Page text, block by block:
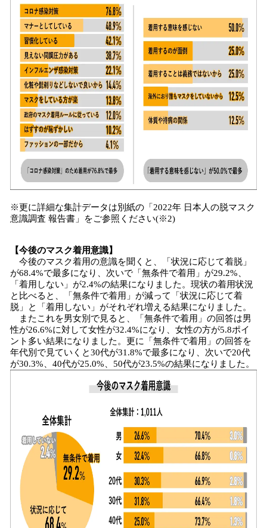
※更に詳細な集計データは別紙の「2022年 日本人の脱マスク
意識調査 報告書」をご参照ください(※2)
【今後のマスク着用意識】
今後のマスク着用の意識を聞くと、「状況に応じて着脱」
が68.4%で最多になり、次いで「無条件で着用」が29.2%、
「着用しない」が2.4%の結果になりました。現状の着用状況
と比べると、「無条件で着用」が減って「状況に応じて着
脱」と「着用しない」がそれぞれ増える結果になりました。
またこれを男女別で見ると、「無条件で着用」の回答は男
性が26.6%に対して女性が32.4%になり、女性の方が5.8ポイ
ント多い結果になりました。更に「無条件で着用」の回答を
年代別で見ていくと30代が31.8%で最多になり、次いで20代
が30.3%、40代が25.0%、50代が23.5%の結果になりました。